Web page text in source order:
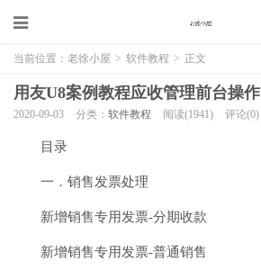
当前位置： 老徐小屋 > 软件教程 > 正文
用友U8案例教程应收管理前台操作
2020-09-03 分类： 软件教程 阅读(1941) 评论(0)
目录
一．销售发票处理
新增销售专用发票-分期收款
新增销售专用发票-普通销售